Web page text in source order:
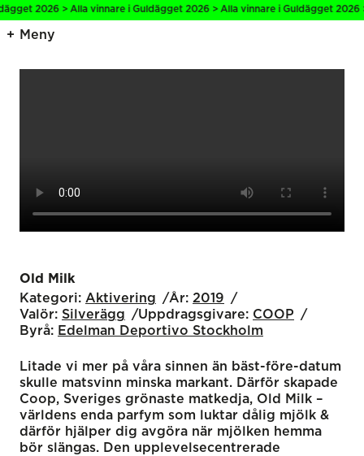
2026 > Alla vinnare i Guldägget 2026 > Alla vinnare i Guldägget 2026 >
Meny
Old Milk
Kategori: Aktivering År: 2019
Valör: Silverägg Uppdragsgivare: COOP
Byrå: Edelman Deportivo Stockholm
Litade vi mer på våra sinnen än bäst-före-datum
skulle matsvinn minska markant. Därför skapade
Coop, Sveriges grönaste matkedja, Old Milk –
världens enda parfym som luktar dålig mjölk &
därför hjälper dig avgöra när mjölken hemma
bör slängas. Den upplevelsecentrerade